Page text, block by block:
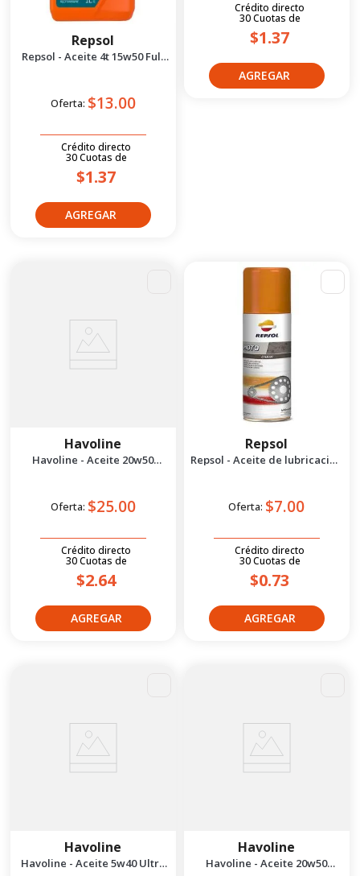
Repsol
Repsol - Aceite 4t 15w50 Full
Oferta: $13.00
Crédito directo
30Cuotas de
$1.37
Crédito directo
30Cuotas de
$1.37
Havoline
Havoline - Aceite 20w50
Oferta: $25.00
Crédito directo
30Cuotas de
$2.64
Repsol
Repsol - Aceite de lubricación
Oferta: $7.00
Crédito directo
30Cuotas de
$0.73
Havoline
Havoline - Aceite 5w40 Ultra
Havoline
Havoline - Aceite 20w50